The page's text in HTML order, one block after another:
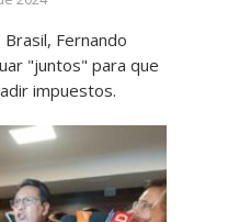
Fernando
"juntos" para que
impuestos.